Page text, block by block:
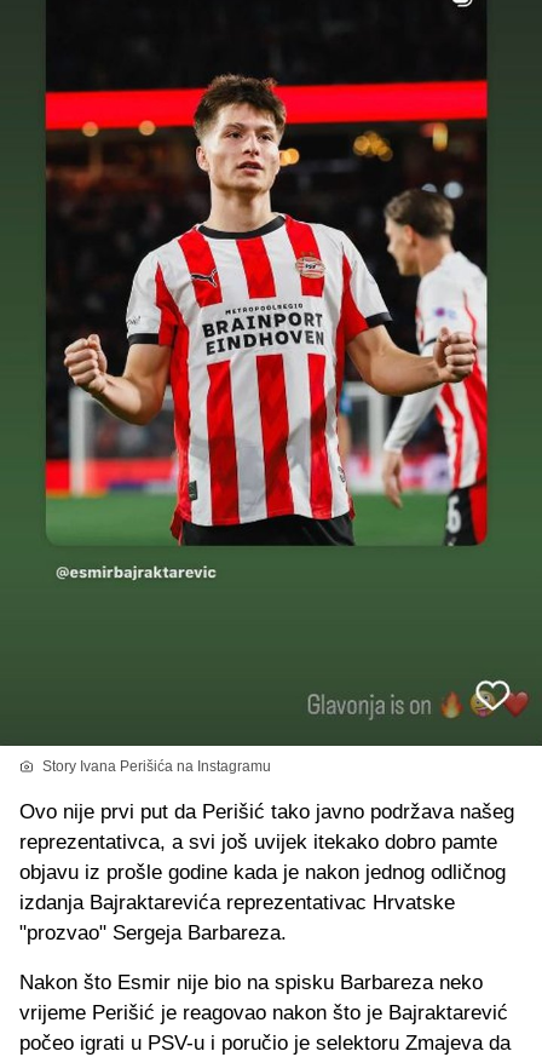
Story Ivana Perišića na Instagramu
Ovo nije prvi put da Perišić tako javno podržava našeg
reprezentativca, a svi još uvijek itekako dobro pamte
objavu iz prošle godine kada je nakon jednog odličnog
izdanja Bajraktarevića reprezentativac Hrvatske
"prozvao" Sergeja Barbareza.
Nakon što Esmir nije bio na spisku Barbareza neko
vrijeme Perišić je reagovao nakon što je Bajraktarević
počeo igrati u PSV-u i poručio je selektoru Zmajeva da